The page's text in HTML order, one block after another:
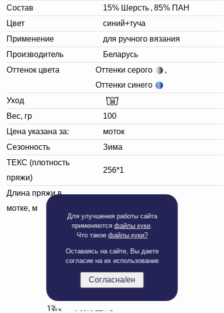
Для улучшения работы сайта
применяютсяфайлы куки.
Что такое файлы куки?
Оставаясь на сайте, Вы даете
согласие на их использование
Согласна/ен
Состав
15% Шерсть , 85% ПАН
Цвет
синий+туча
Применение
для ручного вязания
Производитель
Беларусь
Оттенок цвета
Оттенки серого
,
Оттенки синего
Уход
Вес, гр
100
Цена указана за:
моток
Сезонность
Зима
ТЕКС (плотность
пряжи)
256*1
Длина пряжи в
мотке, м
Полная версия сайта